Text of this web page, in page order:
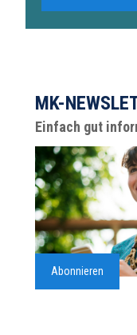
MK-
Einfach gut
Abonnieren